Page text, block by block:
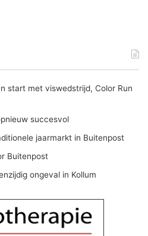
start met viswedstrijd, Color Run
succesvol
jaarmarkt in Buitenpost
Buitenpost
ongeval in Kollum